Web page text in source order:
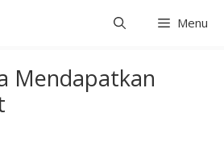
Menu
Mendapatkan